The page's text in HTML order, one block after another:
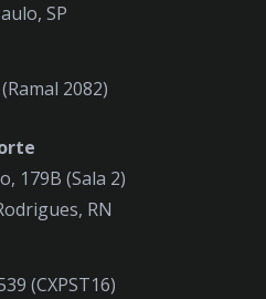
SP
2082)
179B (Sala 2)
RN
(CXPST16)